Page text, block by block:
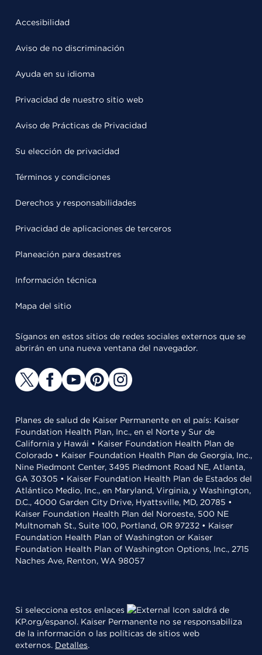
Accesibilidad
Aviso de no discriminación
Ayuda en su idioma
Privacidad de nuestro sitio web
Aviso de Prácticas de Privacidad
Su elección de privacidad
Términos y condiciones
Derechos y responsabilidades
Privacidad de aplicaciones de terceros
Planeación para desastres
Información técnica
Mapa del sitio
Síganos en estos sitios de redes sociales externos que se
abrirán en una nueva ventana del navegador.
Planes de salud de Kaiser Permanente en el país: Kaiser
Foundation Health Plan, Inc., en el Norte y Sur de
California y Hawái • Kaiser Foundation Health Plan de
Colorado • Kaiser Foundation Health Plan de Georgia, Inc.,
Nine Piedmont Center, 3495 Piedmont Road NE, Atlanta,
GA 30305 • Kaiser Foundation Health Plan de Estados del
Atlántico Medio, Inc., en Maryland, Virginia, y Washington,
D.C., 4000 Garden City Drive, Hyattsville, MD, 20785 •
Kaiser Foundation Health Plan del Noroeste, 500 NE
Multnomah St., Suite 100, Portland, OR 97232 • Kaiser
Foundation Health Plan of Washington or Kaiser
Foundation Health Plan of Washington Options, Inc., 2715
Naches Ave, Renton, WA 98057
Si selecciona estos enlaces
saldrá de
KP.org/espanol. Kaiser Permanente no se responsabiliza
de la información o las políticas de sitios web
externos. Detalles.